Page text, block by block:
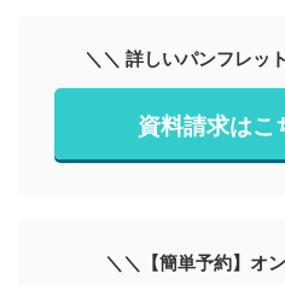
＼＼ 詳しいパンフレッ
資料請求はこ
＼＼【簡単予約】オ